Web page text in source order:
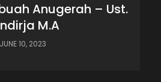
Anugerah – Ust.
M.A
JUNE 10, 2023